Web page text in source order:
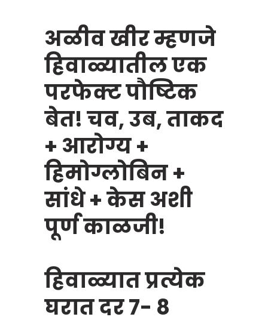
अळीव खीर म्हणजे
हिवाळ्यातील एक
परफेक्ट पौष्टिक
बेत! चव, उब, ताकद
+ आरोग्य +
हिमोग्लोबिन +
सांधे + केस अशी
पूर्ण काळजी!
हिवाळ्यात प्रत्येक
घरात दर 7- 8